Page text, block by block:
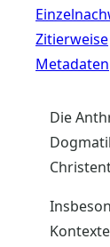
Zitierweise
Metadaten
Die